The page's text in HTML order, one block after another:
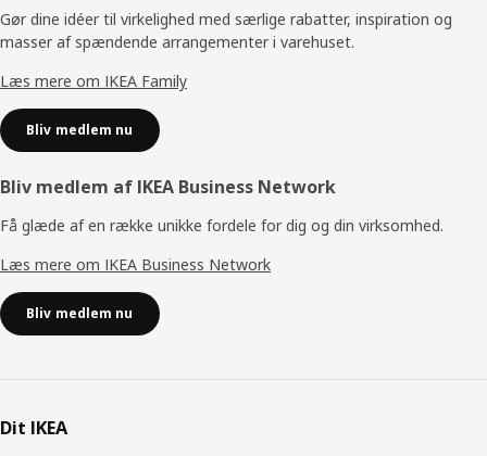
Gør dine idéer til virkelighed med særlige rabatter, inspiration og
masser af spændende arrangementer i varehuset.
Læs mere om IKEA Family
Bliv medlem nu
Bliv medlem af IKEA Business Network
Få glæde af en række unikke fordele for dig og din virksomhed.
Læs mere om IKEA Business Network
Bliv medlem nu
Dit IKEA